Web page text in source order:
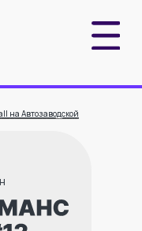
на Автозаводской